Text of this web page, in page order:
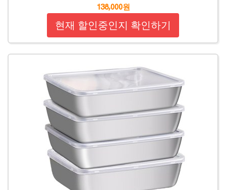
138,000원
현재 할인중인지 확인하기